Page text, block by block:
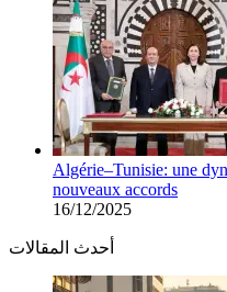
Algérie–Tunisie: une
nouveaux accords
16/12/2025
أحدث المقالات